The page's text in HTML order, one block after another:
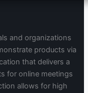
and organizations
products via
that delivers a
for online meetings
allows for high